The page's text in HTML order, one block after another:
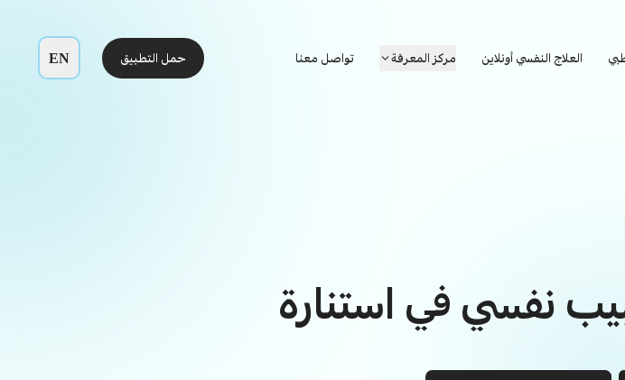
العلاج النفسي أونلاين مركز المعرفة تواصل معنا EN حمل التطبيق
نفسي في استنارة